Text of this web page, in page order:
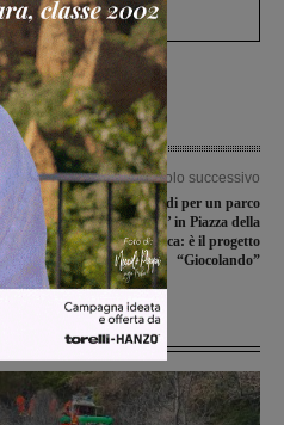
Articolo successivo
Una raccolta fondi per un parco
giochi ‘inclusivo’ in Piazza della
Repubblica: è il progetto
“Giocolando”